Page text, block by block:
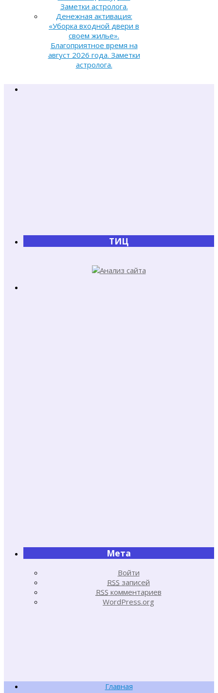
Заметки астролога.
Денежная активация:
«Уборка входной двери в
своем жилье».
Благоприятное время на
август 2026 года. Заметки
астролога.
ТИЦ
Мета
Войти
RSS записей
RSS комментариев
WordPress.org
Главная